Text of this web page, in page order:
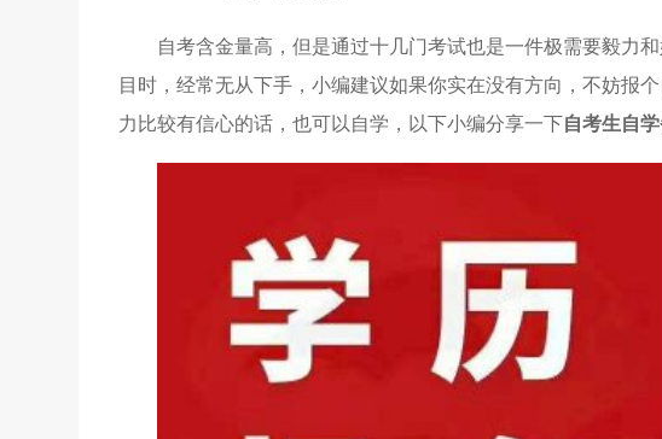
自考含金量高，但是通过十几门考试也是一件极需要毅力
目时，经常无从下手，小编建议如果你实在没有方向，不妨报
力比较有信心的话，也可以自学，以下小编分享一下自考生自